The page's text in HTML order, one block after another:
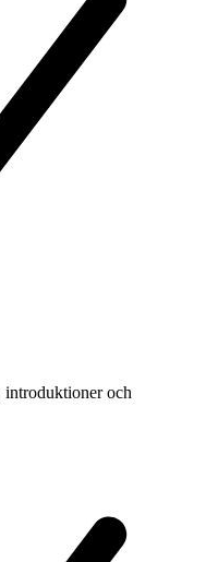
introduktioner och